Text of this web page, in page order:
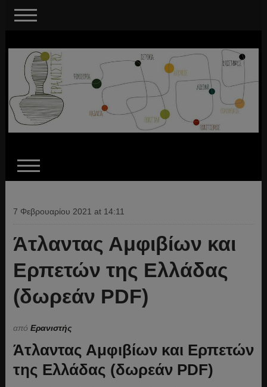
7 Φεβρουαρίου 2021 at 14:11
Άτλαντας Αμφιβίων και
Ερπετών της Ελλάδας
(δωρεάν PDF)
από Ερανιστής
Άτλαντας Αμφιβίων και Ερπετών
της Ελλάδας (δωρεάν PDF)